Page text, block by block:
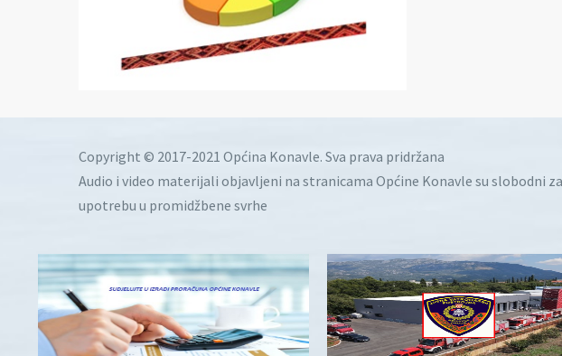
Copyright © 2017-2021 Općina Konavle. Sva prava pridržana
Audio i video materijali objavljeni na stranicama Općine Konavle su slobodni
upotrebu u promidžbene svrhe